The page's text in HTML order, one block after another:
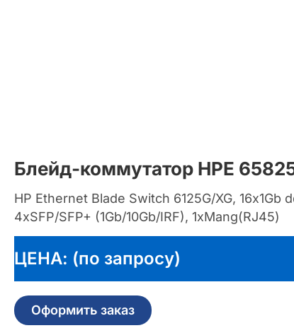
Блейд-коммутатор HPE
HP Ethernet Blade Switch 6125G/XG, 16х1Gb
4xSFP/SFP+ (1Gb/10Gb/IRF), 1xMang(RJ45)
ЦЕНА: (по запросу)
Оформить заказ